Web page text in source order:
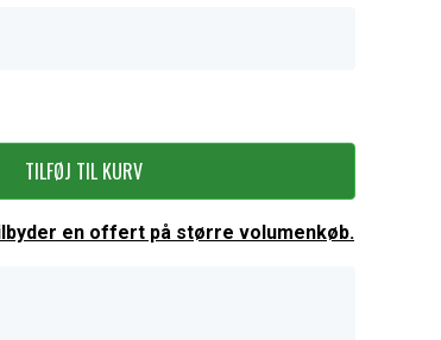
TILFØJ TIL KURV
en offert på større volumenkøb.